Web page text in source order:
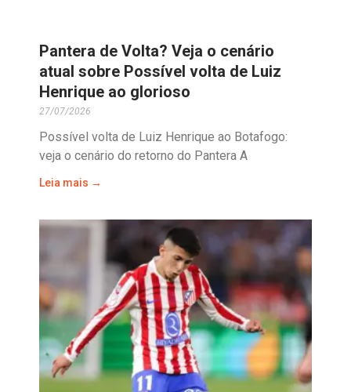
Pantera de Volta? Veja o cenário
atual sobre Possível volta de Luiz
Henrique ao glorioso
27/07/2026
Possível volta de Luiz Henrique ao Botafogo:
veja o cenário do retorno do Pantera A
Leia mais →